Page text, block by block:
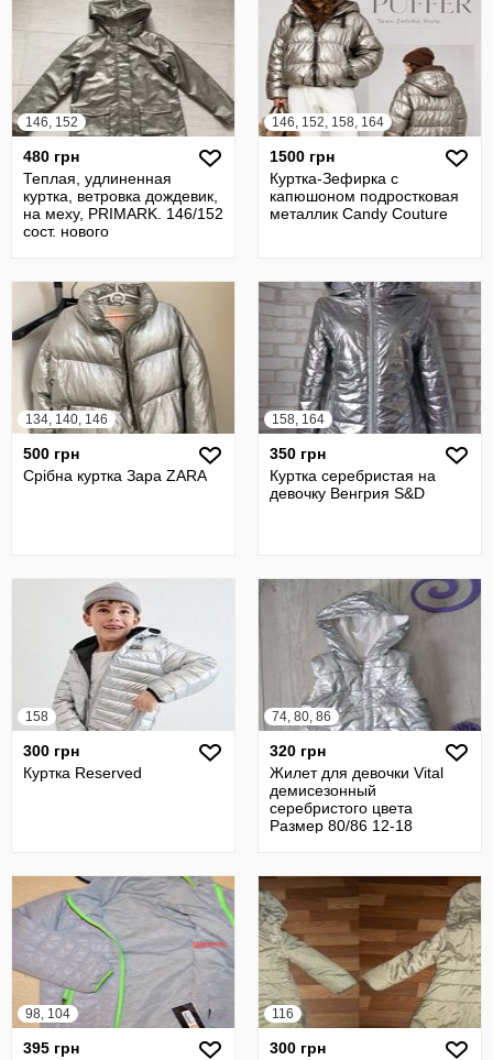
146, 152
480 грн
Теплая, удлиненная
куртка, ветровка дождевик,
на меху, PRIMARK. 146/152
сост. нового
146, 152, 158, 164
1500 грн
Куртка-Зефирка с
капюшоном подростковая
металлик Candy Couture
134, 140, 146
500 грн
Срібна куртка Зара ZARA
158, 164
350 грн
Куртка серебристая на
девочку Венгрия S&D
158
300 грн
Куртка Reserved
74, 80, 86
320 грн
Жилет для девочки Vital
демисезонный
серебристого цвета
Размер 80/86 12-18
98, 104
395 грн
116
300 грн